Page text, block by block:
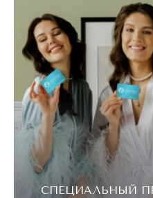
СПЕЦИАЛЬНЫЙ